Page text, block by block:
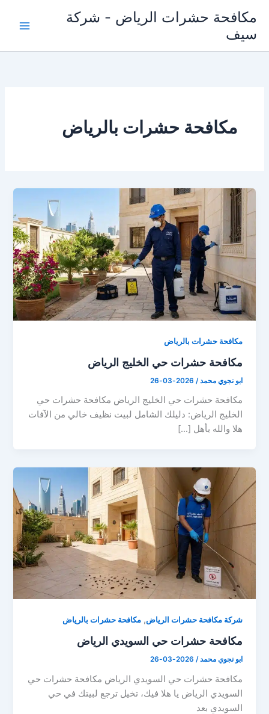
المحتوى
مكافحة حشرات الرياض - شركة
سيف
مكافحة حشرات بالرياض
مكافحة حشرات بالرياض
مكافحة حشرات حي الخليج الرياض
ابو نجوي محمد/
2026-03-26
مكافحة حشرات حي الخليج الرياض مكافحة حشرات حي
الخليج الرياض: دليلك الشامل لبيت نظيف خالي من الآفات
هلا والله بأهل […]
شركة مكافحة حشرات الرياض,مكافحة حشرات بالرياض
مكافحة حشرات حي السويدي الرياض
ابو نجوي محمد/
2026-03-26
مكافحة حشرات حي السويدي الرياض مكافحة حشرات حي
السويدي الرياض يا هلا فيك، تخيل ترجع لبيتك في حي
السويدي بعد